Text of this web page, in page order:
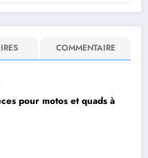
COMMENTAIRE
pour motos et quads à